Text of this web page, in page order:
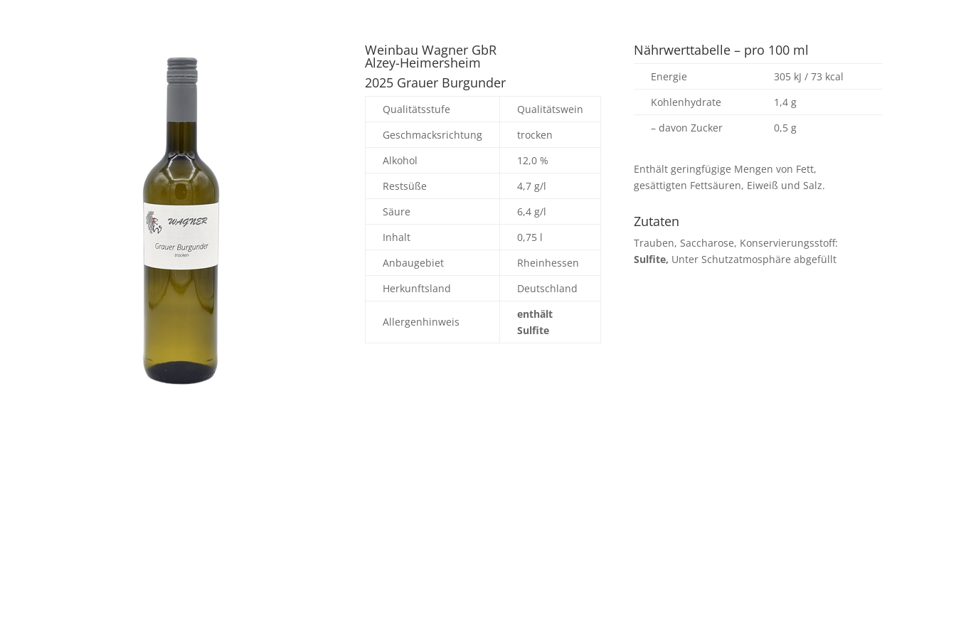
Weinbau Wagner GbR
Alzey-Heimersheim
2025 Grauer Burgunder
Qualitätsstufe
Qualitätswein
Geschmacksrichtung
trocken
Alkohol
12,0 %
Restsüße
4,7 g/l
Säure
6,4 g/l
Inhalt
0,75 l
Anbaugebiet
Rheinhessen
Herkunftsland
Deutschland
Allergenhinweis
enthält
Sulfite
Nährwerttabelle – pro 100 ml
Energie
305 kJ / 73 kcal
Kohlenhydrate
1,4 g
– davon Zucker
0,5 g
Enthält geringfügige Mengen von Fett,
gesättigten Fettsäuren, Eiweiß und Salz.
Zutaten
Trauben, Saccharose, Konservierungsstoff:
Sulfite, Unter Schutzatmosphäre abgefüllt